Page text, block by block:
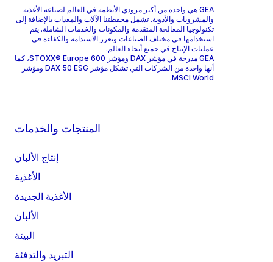
GEA هي واحدة من أكبر مزودي الأنظمة في العالم لصناعة الأغذية
والمشروبات والأدوية. تشمل محفظتنا الآلات والمعدات بالإضافة إلى
تكنولوجيا المعالجة المتقدمة والمكونات والخدمات الشاملة. يتم
استخدامها في مختلف الصناعات وتعزز الاستدامة والكفاءة في
عمليات الإنتاج في جميع أنحاء العالم.
GEA مدرجة في مؤشر DAX ومؤشر STOXX® Europe 600، كما
أنها واحدة من الشركات التي تشكل مؤشر DAX 50 ESG ومؤشر
MSCI World.
المنتجات والخدمات
إنتاج الألبان
الأغذية
الأغذية الجديدة
الألبان
البيئة
التبريد والتدفئة